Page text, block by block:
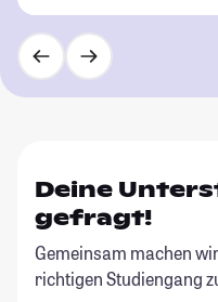
Deine
gefragt!
Gemeinsam machen
richtigen Studiengang